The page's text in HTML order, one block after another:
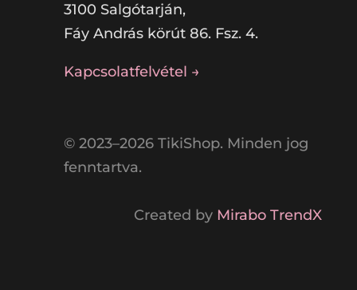
3100 Salgótarján,
Fáy András körút 86. Fsz. 4.
Kapcsolatfelvétel →
© 2023–2026 TikiShop. Minden jog
fenntartva.
Created by Mirabo TrendX